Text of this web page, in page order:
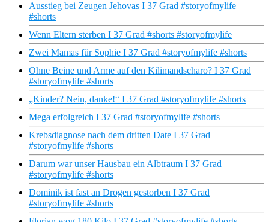
Ausstieg bei Zeugen Jehovas I 37 Grad #storyofmylife
#shorts
Wenn Eltern sterben I 37 Grad #shorts #storyofmylife
Zwei Mamas für Sophie I 37 Grad #storyofmylife #shorts
Ohne Beine und Arme auf den Kilimandscharo? I 37 Grad
#storyofmylife #shorts
„Kinder? Nein, danke!“ I 37 Grad #storyofmylife #shorts
Mega erfolgreich I 37 Grad #storyofmylife #shorts
Krebsdiagnose nach dem dritten Date I 37 Grad
#storyofmylife #shorts
Darum war unser Hausbau ein Albtraum I 37 Grad
#storyofmylife #shorts
Dominik ist fast an Drogen gestorben I 37 Grad
#storyofmylife #shorts